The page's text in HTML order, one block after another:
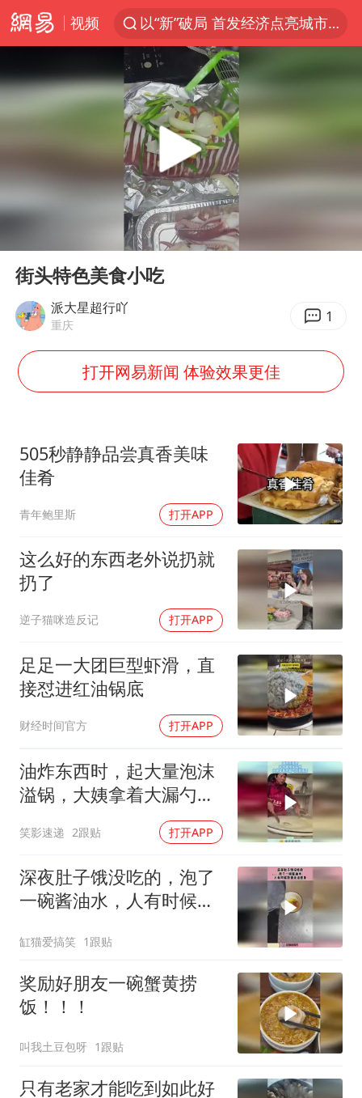
视频
以“新”破局 首发经济点亮城市消费活力
U17国足三战全胜
47岁妈妈突然产女 26岁女儿：很震惊
台风白海豚最新路径研判来了
我国编制完成新版全月地质图
对话重庆地铁吐血女孩
女子利用漏洞0元薅走3000多件家电
80后女柜员逆袭成4200亿银行副行长
深圳地面沉降致车辆损坏系谣言
现代版摸金校尉落网查获400多枚古币
消费新图景｜多举措提升消费体验 释放夏日经济活力
奋进开新局 实干挑大梁
Play
街头特色美食小吃
派大星超行吖
重庆 1
打开网易新闻 体验效果更佳
505秒静静品尝真香美味
佳肴
青年鲍里斯 打开APP
这么好的东西老外说扔就
扔了
逆子猫咪造反记 打开APP
足足一大团巨型虾滑，直
接怼进红油锅底
财经时间官方 打开APP
油炸东西时，起大量泡沫
溢锅，大姨拿着大漏勺赶
笑影速递 2跟贴 打开APP
深夜肚子饿没吃的，泡了
一碗酱油水，人有时候馋
缸猫爱搞笑 1跟贴
奖励好朋友一碗蟹黄捞
饭！！！
叫我土豆包呀 1跟贴
只有老家才能吃到如此好